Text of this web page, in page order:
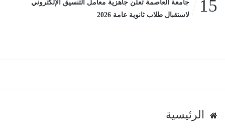
15
جامعة العاصمة تعلن جاهزية معامل التنسيق الإلكتروني
لاستقبال طلاب ثانوية عامة 2026
الرئيسية